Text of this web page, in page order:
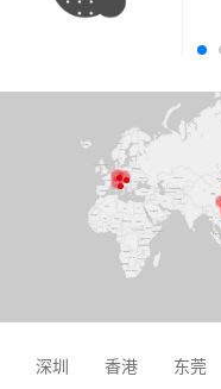
深圳 香港 东莞